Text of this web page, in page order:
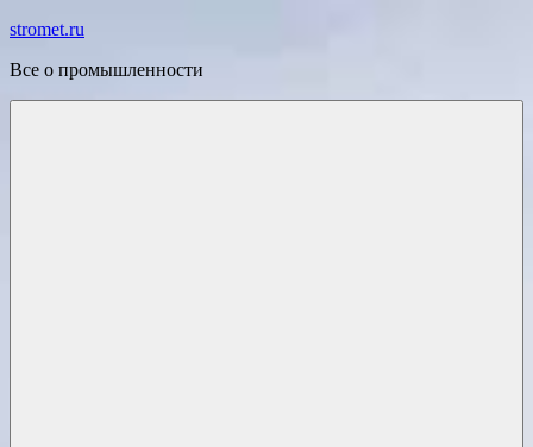
Перейти
содержимому
stromet.ru
Все о промышленности